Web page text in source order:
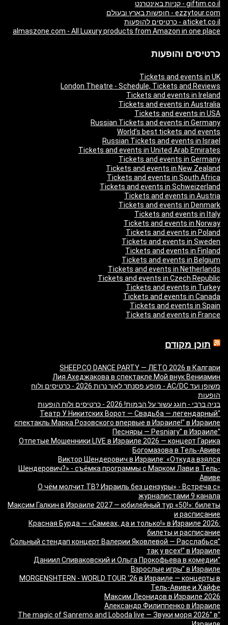
giftim.co.il - קניות באינטרנט
ezzytour.com - חופשות בארץ ובעולם
aticket.co.il - כרטיסים להופעות
almaszone.com - All Luxury products from Amazon in one place
כרטיסים והופעות
Tickets and events in UK
London Theatre - Schedule, Tickets and Reviews
Tickets and events in Ireland
Tickets and events in Australia
Tickets and events in USA
Russian Tickets and events in Germany
World’s best tickets and events
Russian Tickets and events in Israel
Tickets and events in United Arab Emirates
Tickets and events in Germany
Tickets and events in New Zealand
Tickets and events in South Africa
Tickets and events in Schweizerland
Tickets and events in Austria
Tickets and events in Denmark
Tickets and events in Italy
Tickets and events in Norway
Tickets and events in Poland
Tickets and events in Sweden
Tickets and events in Finland
Tickets and events in Belgium
Tickets and events in Netherlands
Tickets and events in Czech Republic
Tickets and events in Turkey
Tickets and events in Canada
Tickets and events in Spain
Tickets and events in France
תוכן מקודם
SHEEP.CO DANCE PARTY — ЛЕТО 2026 в Калгари
Лия Ахеджакова в спектакле Мой внук Вениамин
משופן ועד AC/DC - מופע פסנתר לאור נרות 2026 - כרטיסים ולוח
הופעות
בניה ברבי - חוגג עשור על הבמות! 2026 - כרטיסים ולוח הופעות
"Театр У Никитских Ворот — Свадьба — легендарный
спектакль Марка Розовского впервые в Израиле!" в Израиле
"Песняры — Pesniary" в Израиле
Отпетые Мошенники LIVE в Израиле 2026 — концерт Гарика
Богомазова в Тель-Авиве
Виктор Шендерович в Израиле: «Откуда взялся
Шендерович?» - съёмка программы с Марком Лави в Тель-
Авиве
«О чём молчит ТВ? Израиль без цензуры» - Встреча с
журналистами 9 канала
Максим Галкин в Израиле 2027 — юбилейный тур «50!»: билеты
и расписание
Красная Бурда — «Самеах, да и только!» в Израиле 2026:
билеты и расписание
"Сольный стендап концерт Валерии Яковлевой — Расслабься
так у всех!" в Израиле
"Даниил Спиваковский и Ольга Прокофьева в комедии
Взрослые игры" в Израиле
MORGENSHTERN - WORLD TOUR '26 в Израиле — концерты в
Тель-Авиве и Хайфе
Максим Леонидов в Израиле 2026
Александр Филиппенко в Израиле
"The magic of Sanremo and Loboda live — Звуки моря 2026" в